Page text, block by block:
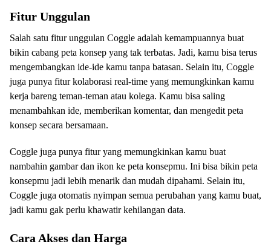
Fitur Unggulan
Salah satu fitur unggulan Coggle adalah kemampuannya buat
bikin cabang peta konsep yang tak terbatas. Jadi, kamu bisa terus
mengembangkan ide-ide kamu tanpa batasan. Selain itu, Coggle
juga punya fitur kolaborasi real-time yang memungkinkan kamu
kerja bareng teman-teman atau kolega. Kamu bisa saling
menambahkan ide, memberikan komentar, dan mengedit peta
konsep secara bersamaan.
Coggle juga punya fitur yang memungkinkan kamu buat
nambahin gambar dan ikon ke peta konsepmu. Ini bisa bikin peta
konsepmu jadi lebih menarik dan mudah dipahami. Selain itu,
Coggle juga otomatis nyimpan semua perubahan yang kamu buat,
jadi kamu gak perlu khawatir kehilangan data.
Cara Akses dan Harga